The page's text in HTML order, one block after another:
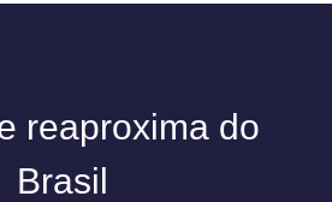
reaproxima do
Brasil